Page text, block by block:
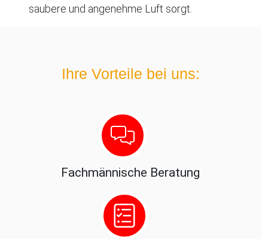
saubere und angenehme Luft sorgt.
Ihre Vorteile bei uns:
Fachmännische Beratung